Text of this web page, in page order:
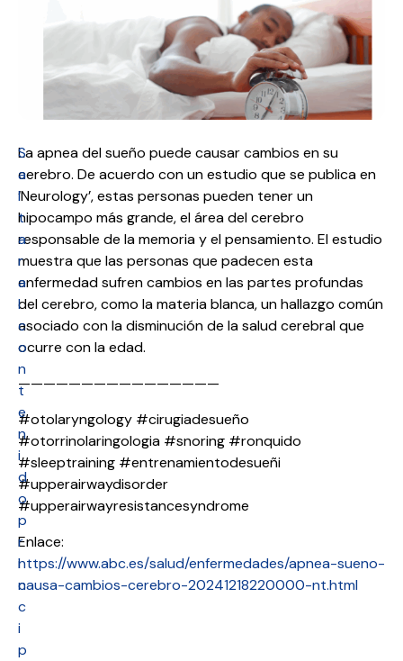
S
a
l
t
a
r
a
l
c
o
n
t
e
n
i
d
o
p
r
i
n
c
i
p
La apnea del sueño puede causar cambios en su
cerebro. De acuerdo con un estudio que se publica en
‘Neurology’, estas personas pueden tener un
hipocampo más grande, el área del cerebro
responsable de la memoria y el pensamiento. El estudio
muestra que las personas que padecen esta
enfermedad sufren cambios en las partes profundas
del cerebro, como la materia blanca, un hallazgo común
asociado con la disminución de la salud cerebral que
ocurre con la edad.
————————————————
#otolaryngology #cirugiadesueño
#otorrinolaringologia #snoring #ronquido
#sleeptraining #entrenamientodesueñi
#upperairwaydisorder
#upperairwayresistancesyndrome
Enlace:
https://www.abc.es/salud/enfermedades/apnea-sueno-
causa-cambios-cerebro-20241218220000-nt.html